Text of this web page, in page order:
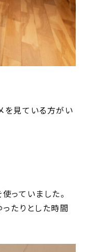
を見ている方がい
っていました。
たりとした時間